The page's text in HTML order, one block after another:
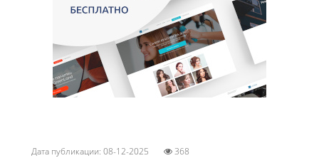
Дата публикации: 08-12-2025 368